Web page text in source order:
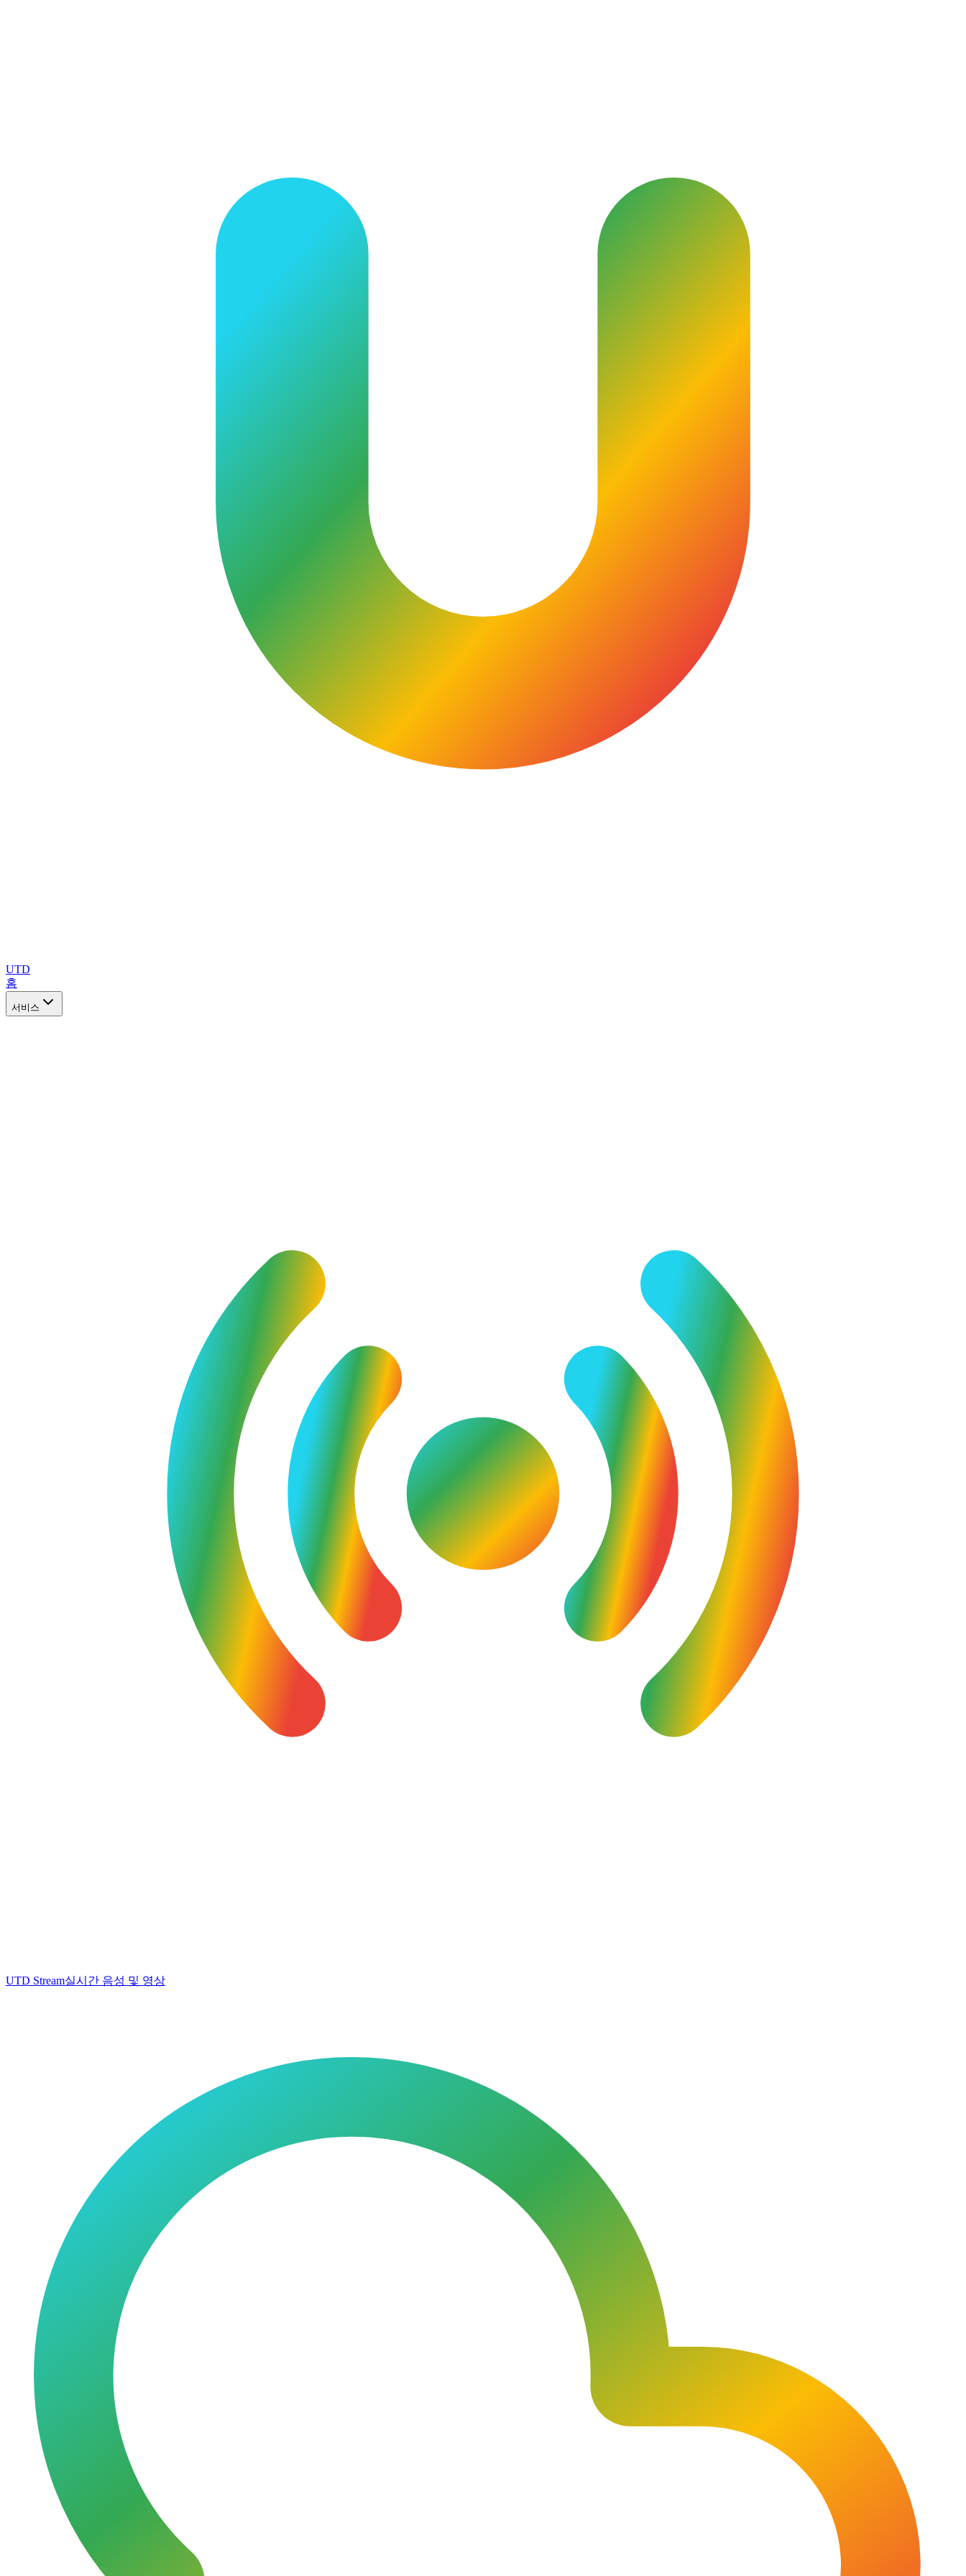
UTD
홈
서비스
UTD Stream실시간 음성 및 영상